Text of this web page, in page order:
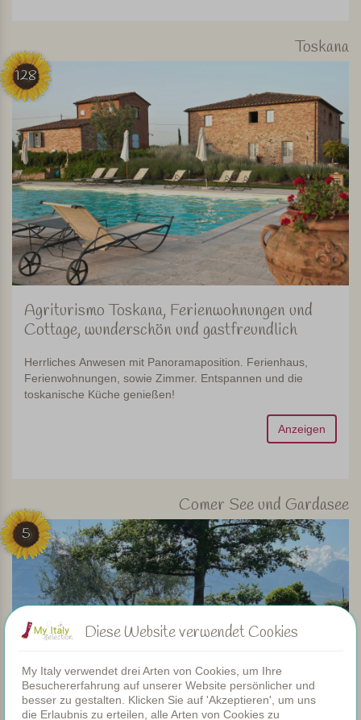
Toskana
128
Agriturismo Toskana, Ferienwohnungen und
Cottage, wunderschön und gastfreundlich
Herrliches Anwesen mit Panoramaposition. Ferienhaus,
Ferienwohnungen, sowie Zimmer. Entspannen und die
toskanische Küche genießen!
Anzeigen
Comer See und Gardasee
5
Diese Website verwendet Cookies
My Italy verwendet drei Arten von Cookies, um Ihre
Besuchererfahrung auf unserer Website persönlicher und
besser zu gestalten. Klicken Sie auf 'Akzeptieren', um uns
die Erlaubnis zu erteilen, alle Arten von Cookies zu